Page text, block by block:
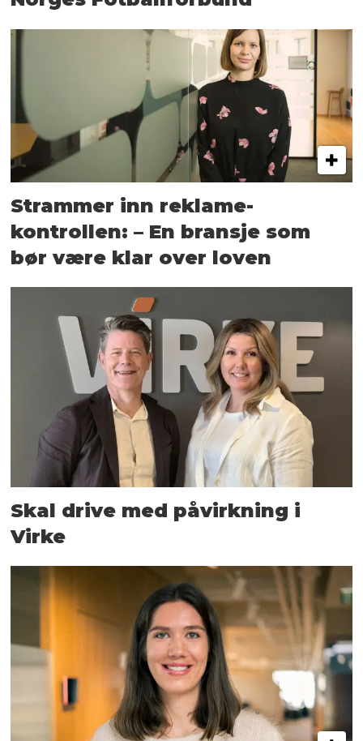
Strammer inn reklame-
kontrollen: – En bransje som
bør være klar over loven
Skal drive med påvirkning i
Virke